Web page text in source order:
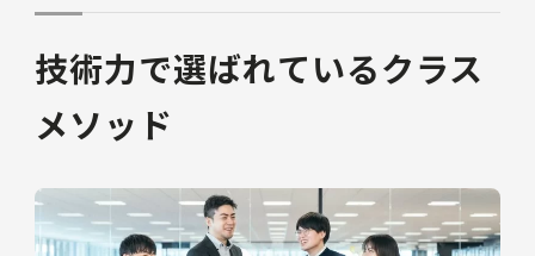
技術力で選ばれているクラス
メソッド